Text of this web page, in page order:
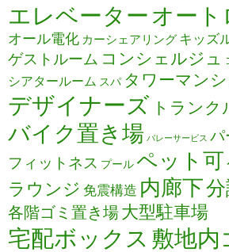
エレベーター オート
オール電化 カーシェアリング キッズ
ゲストルーム コンシェルジュ
シアタールーム スパ タワーマン
デザイナーズ トランク
バイク置き場 バレーサービス パ
フィットネス プールペット可
ラウンジ 免震構造 内廊下
各階ゴミ置き場大型駐車場
宅配ボックス 敷地内